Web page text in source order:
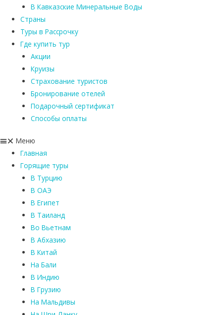
В Кавказские Минеральные Воды
Страны
Туры в Рассрочку
Где купить тур
Акции
Круизы
Страхование туристов
Бронирование отелей
Подарочный сертификат
Способы оплаты
Меню
Главная
Горящие туры
В Турцию
В ОАЭ
В Египет
В Таиланд
Во Вьетнам
В Абхазию
В Китай
На Бали
В Индию
В Грузию
На Мальдивы